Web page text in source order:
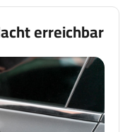
erreichbar